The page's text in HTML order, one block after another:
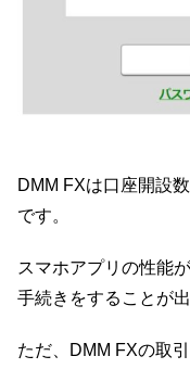
DMM FXは口座開設
です。
スマホアプリの性能
手続きをすることが
ただ、DMM FXの取